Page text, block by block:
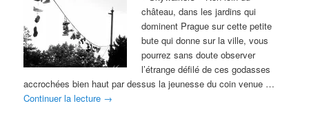
château, dans les jardins qui
dominent Prague sur cette petite
bute qui donne sur la ville, vous
pourrez sans doute observer
l’étrange défilé de ces godasses
accrochées bien haut par dessus la jeunesse du coin venue …
Continuer la lecture →